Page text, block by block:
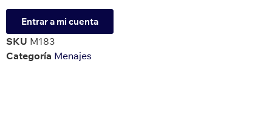
Entrar a mi cuenta
SKU M183
Categoría Menajes